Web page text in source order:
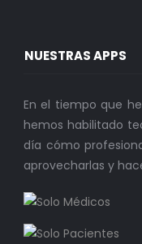
NUESTRAS APPS
En el tiempo que
hemos habilitado
día cómo
aprovecharlas y